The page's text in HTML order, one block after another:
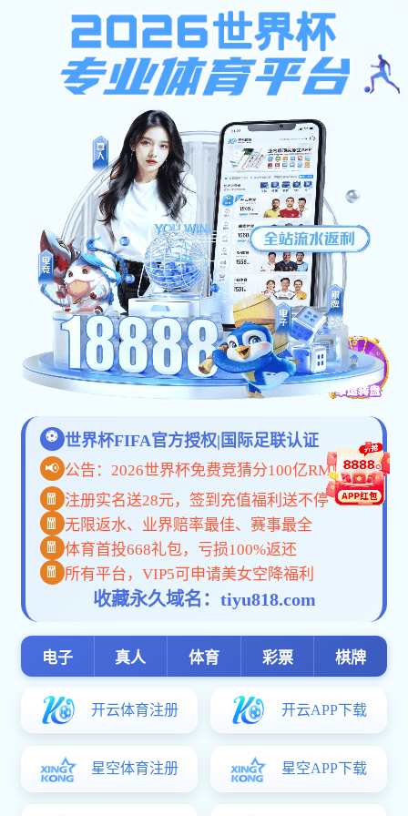
ob欧宝app
首页 ob欧宝app概况 欧宝电竞平台培养
留学培训 实验平台 校友专栏
校友专栏
校友活动
校友风采
校友捐赠
联系我们
联系我们
通讯地址
联系人及电